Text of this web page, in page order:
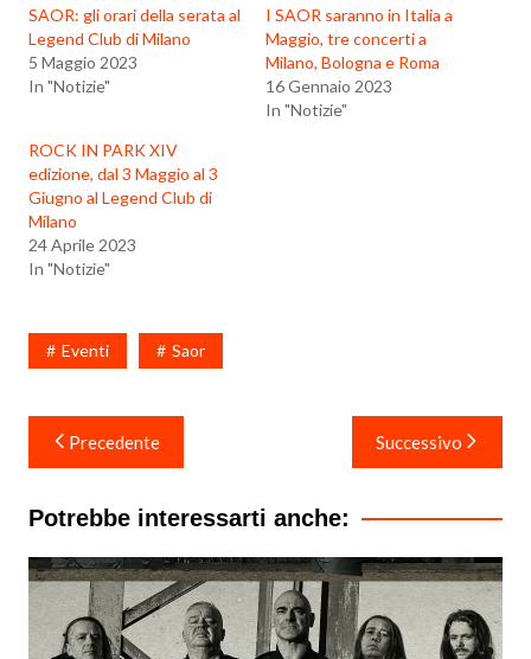
SAOR: gli orari della serata al
Legend Club di Milano
5 Maggio 2023
In "Notizie"
I SAOR saranno in Italia a
Maggio, tre concerti a
Milano, Bologna e Roma
16 Gennaio 2023
In "Notizie"
ROCK IN PARK XIV
edizione, dal 3 Maggio al 3
Giugno al Legend Club di
Milano
24 Aprile 2023
In "Notizie"
Eventi Saor
Navigazione
articoli
Precedente Successivo
Potrebbe interessarti anche: